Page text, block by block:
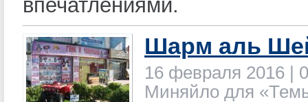
впечатлениями.
Шарм аль
16 февраля 2016 |
Миняйло для